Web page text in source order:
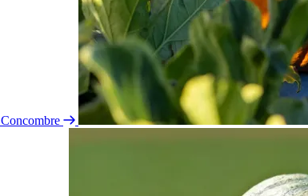
Concombre